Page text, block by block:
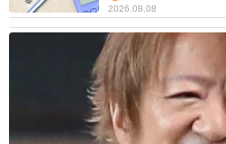
2026.08.08